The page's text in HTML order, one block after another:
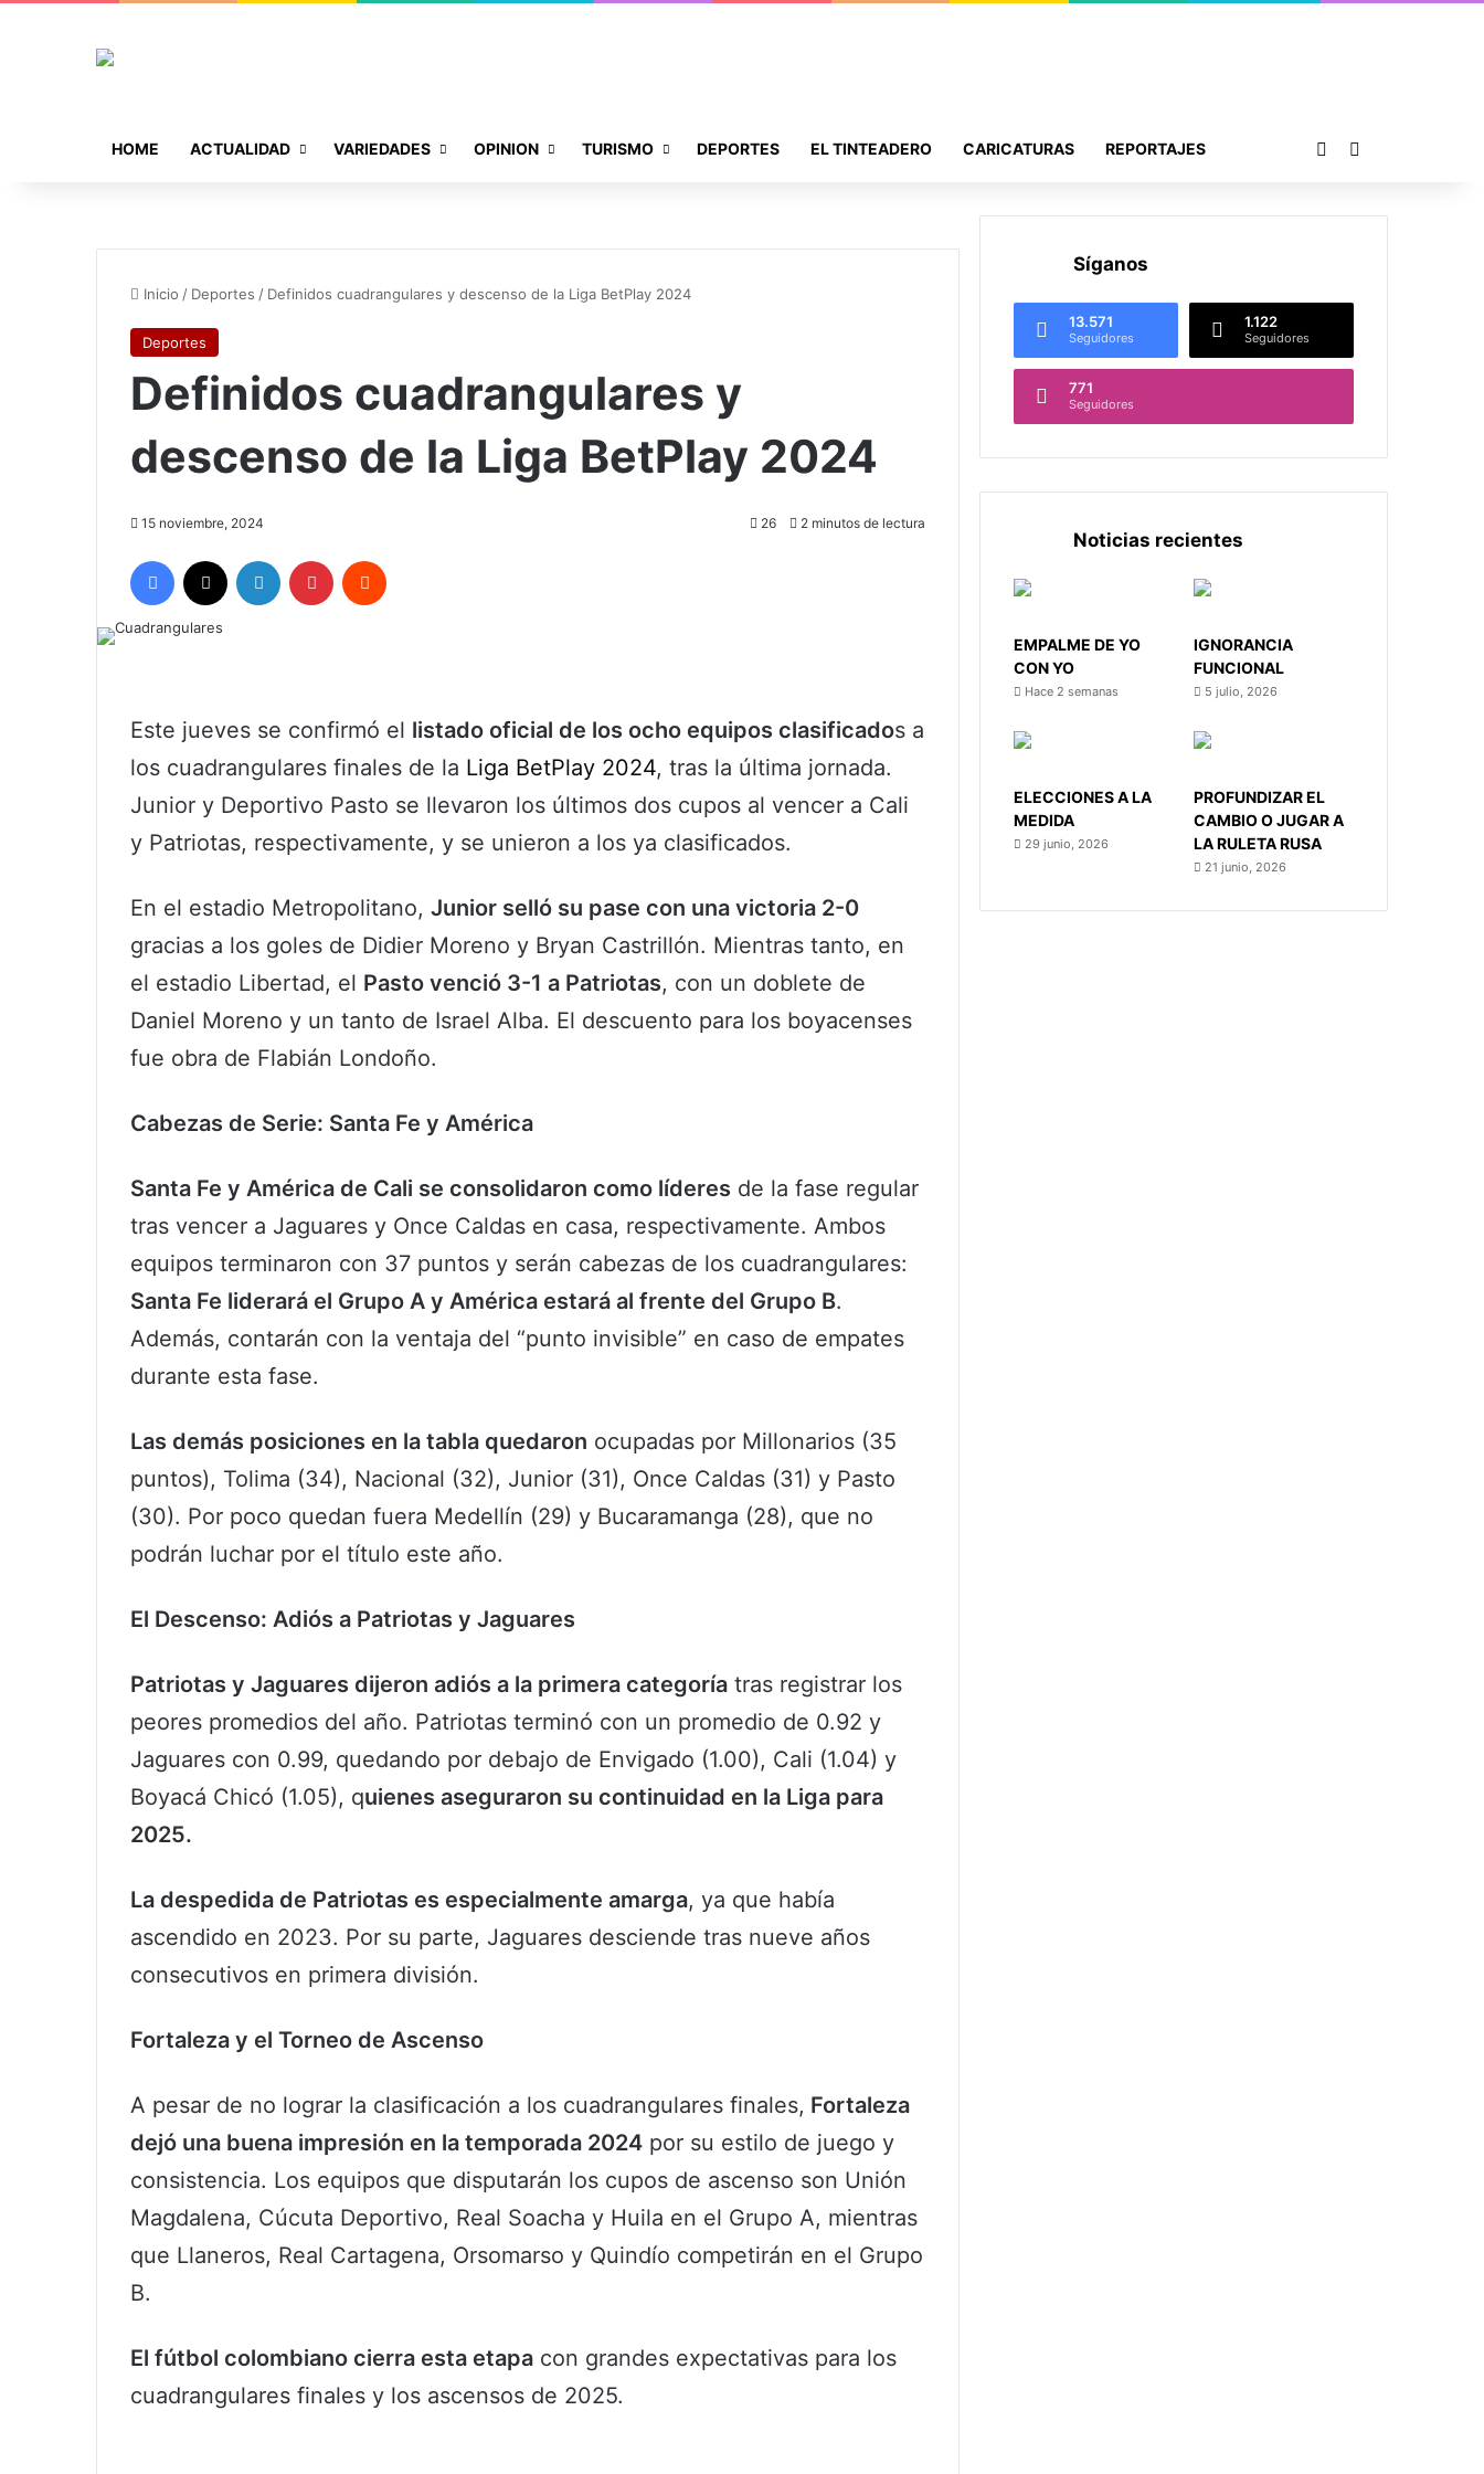
HOME ACTUALIDAD VARIEDADES OPINION TURISMO DEPORTES EL TINTEADERO CARICATURAS REPORTAJES Publicación al azar
Inicio / Deportes / Definidos cuadrangulares y descenso de la Liga BetPlay 2024
Deportes
Definidos cuadrangulares y
descenso de la Liga BetPlay 2024
15 noviembre, 2024 26 2 minutos de lectura
Facebook LinkedIn Pinterest
Este jueves se confirmó el listado oficial de los ocho equipos clasificados a
los cuadrangulares finales de la Liga BetPlay 2024, tras la última jornada.
Junior y Deportivo Pasto se llevaron los últimos dos cupos al vencer a Cali
y Patriotas, respectivamente, y se unieron a los ya clasificados.
En el estadio Metropolitano, Junior selló su pase con una victoria 2-0
gracias a los goles de Didier Moreno y Bryan Castrillón. Mientras tanto, en
el estadio Libertad, el Pasto venció 3-1 a Patriotas, con un doblete de
Daniel Moreno y un tanto de Israel Alba. El descuento para los boyacenses
fue obra de Flabián Londoño.
Cabezas de Serie: Santa Fe y América
Santa Fe y América de Cali se consolidaron como líderes de la fase regular
tras vencer a Jaguares y Once Caldas en casa, respectivamente. Ambos
equipos terminaron con 37 puntos y serán cabezas de los cuadrangulares:
Santa Fe liderará el Grupo A y América estará al frente del Grupo B.
Además, contarán con la ventaja del “punto invisible” en caso de empates
durante esta fase.
Las demás posiciones en la tabla quedaron ocupadas por Millonarios (35
puntos), Tolima (34), Nacional (32), Junior (31), Once Caldas (31) y Pasto
(30). Por poco quedan fuera Medellín (29) y Bucaramanga (28), que no
podrán luchar por el título este año.
El Descenso: Adiós a Patriotas y Jaguares
Patriotas y Jaguares dijeron adiós a la primera categoría tras registrar los
peores promedios del año. Patriotas terminó con un promedio de 0.92 y
Jaguares con 0.99, quedando por debajo de Envigado (1.00), Cali (1.04) y
Boyacá Chicó (1.05), quienes aseguraron su continuidad en la Liga para
2025.
La despedida de Patriotas es especialmente amarga, ya que había
ascendido en 2023. Por su parte, Jaguares desciende tras nueve años
consecutivos en primera división.
Fortaleza y el Torneo de Ascenso
A pesar de no lograr la clasificación a los cuadrangulares finales, Fortaleza
dejó una buena impresión en la temporada 2024 por su estilo de juego y
consistencia. Los equipos que disputarán los cupos de ascenso son Unión
Magdalena, Cúcuta Deportivo, Real Soacha y Huila en el Grupo A, mientras
que Llaneros, Real Cartagena, Orsomarso y Quindío competirán en el Grupo
B.
El fútbol colombiano cierra esta etapa con grandes expectativas para los
cuadrangulares finales y los ascensos de 2025.
Síganos
13.571
Seguidores
1.122
Seguidores
771
Seguidores
Noticias recientes
EMPALME DE YO
CON YO
Hace 2 semanas
IGNORANCIA
FUNCIONAL
5 julio, 2026
ELECCIONES A LA
MEDIDA
29 junio, 2026
PROFUNDIZAR EL
CAMBIO O JUGAR A
LA RULETA RUSA
21 junio, 2026